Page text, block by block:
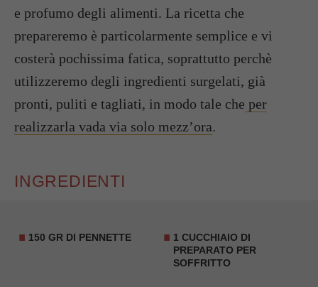
e profumo degli alimenti. La ricetta che
prepareremo è particolarmente semplice e vi
costerà pochissima fatica, soprattutto perchè
utilizzeremo degli ingredienti surgelati, già
pronti, puliti e tagliati, in modo tale che per
realizzarla vada via solo mezz’ora.
INGREDIENTI
150 GR DI PENNETTE
1 CUCCHIAIO DI
PREPARATO PER
SOFFRITTO